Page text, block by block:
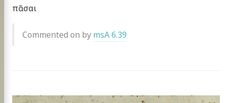
πᾶσαι
Commented on by msA 6.39